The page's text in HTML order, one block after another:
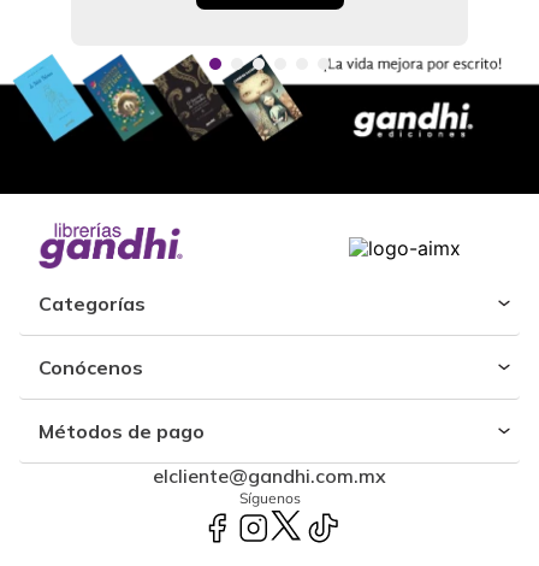
Categorías
Conócenos
Métodos de pago
elcliente@gandhi.com.mx
Síguenos